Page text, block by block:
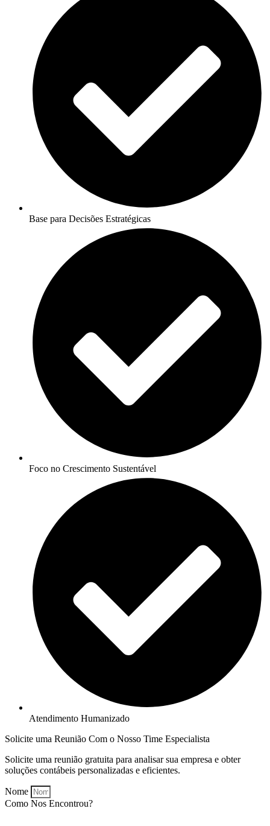
Base para Decisões Estratégicas
Foco no Crescimento Sustentável
Atendimento Humanizado
Solicite uma Reunião Com o Nosso Time Especialista
Solicite uma reunião gratuita para analisar sua empresa e obter
soluções contábeis personalizadas e eficientes.
Nome
Como Nos Encontrou?